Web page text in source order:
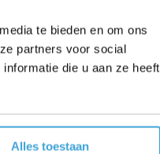
te bieden en om ons
partners voor social
die u aan ze heeft
Alles toestaan